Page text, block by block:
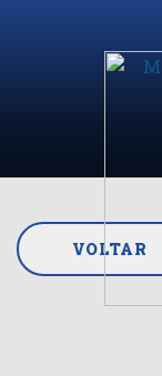
VOLTAR